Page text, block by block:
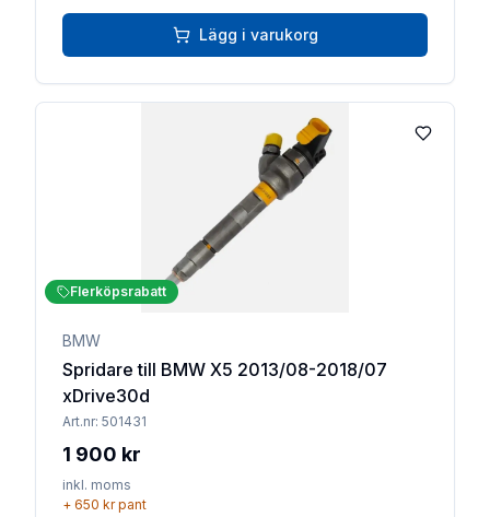
Lägg i varukorg
Lägg till
Flerköpsrabatt
BMW
Spridare till BMW X5 2013/08-2018/07
xDrive30d
Art.nr: 501431
1 900 kr
inkl. moms
+ 650 krpant